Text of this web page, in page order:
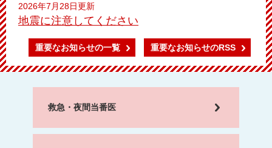
2026年7月28日更新
地震に注意してください
重要なお知らせの一覧 重要なお知らせのRSS
救急・夜間当番医